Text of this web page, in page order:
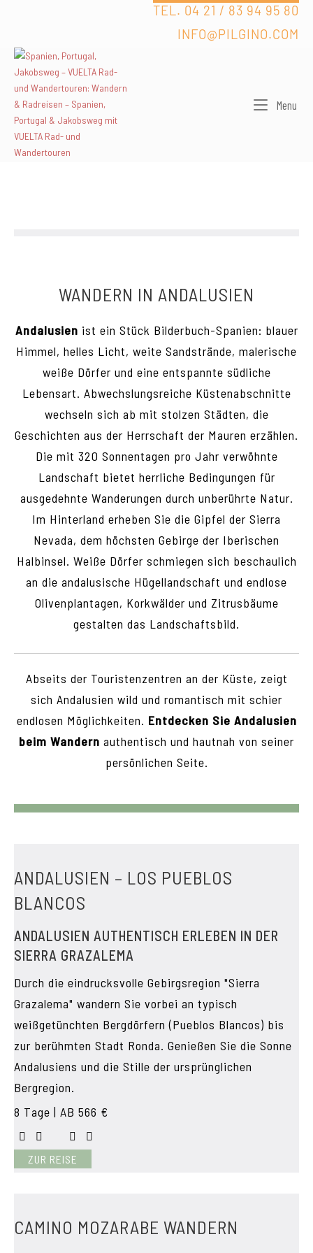
TEL. 04 21 / 83 94 95 80
INFO@PILGINO.COM
Menu
WANDERN IN ANDALUSIEN
Andalusien ist ein Stück Bilderbuch-Spanien: blauer
Himmel, helles Licht, weite Sandstrände, malerische
weiße Dörfer und eine entspannte südliche
Lebensart. Abwechslungsreiche Küstenabschnitte
wechseln sich ab mit stolzen Städten, die
Geschichten aus der Herrschaft der Mauren erzählen.
Die mit 320 Sonnentagen pro Jahr verwöhnte
Landschaft bietet herrliche Bedingungen für
ausgedehnte Wanderungen durch unberührte Natur.
Im Hinterland erheben Sie die Gipfel der Sierra
Nevada, dem höchsten Gebirge der Iberischen
Halbinsel. Weiße Dörfer schmiegen sich beschaulich
an die andalusische Hügellandschaft und endlose
Olivenplantagen, Korkwälder und Zitrusbäume
gestalten das Landschaftsbild.
Abseits der Touristenzentren an der Küste, zeigt
sich Andalusien wild und romantisch mit schier
endlosen Möglichkeiten. Entdecken Sie Andalusien
beim Wandern authentisch und hautnah von seiner
persönlichen Seite.
ANDALUSIEN – LOS PUEBLOS
BLANCOS
ANDALUSIEN AUTHENTISCH ERLEBEN IN DER
SIERRA GRAZALEMA
Durch die eindrucksvolle Gebirgsregion "Sierra
Grazalema" wandern Sie vorbei an typisch
weißgetünchten Bergdörfern (Pueblos Blancos) bis
zur berühmten Stadt Ronda. Genießen Sie die Sonne
Andalusiens und die Stille der ursprünglichen
Bergregion.
8 Tage | AB 566 €
ZUR REISE
CAMINO MOZARABE WANDERN